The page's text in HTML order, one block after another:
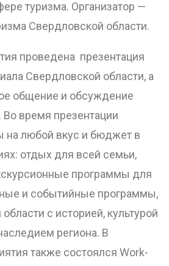
туризма. Организатор —
Свердловской области.
проведена презентация
Свердловской области, а
общение и обсуждение
время презентации
на любой вкус и бюджет в
отдых для всей семьи,
программы для
и событийные программы,
с историей, культурой
региона. В
также состоялся Work-